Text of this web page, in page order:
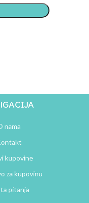
nama
kupovine
za kupovinu
pitanja